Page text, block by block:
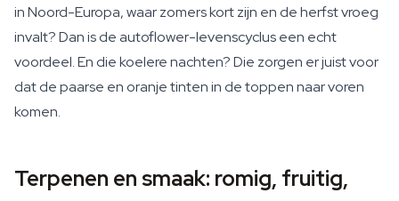
in Noord-Europa, waar zomers kort zijn en de herfst vroeg
invalt? Dan is de autoflower-levenscyclus een echt
voordeel. En die koelere nachten? Die zorgen er juist voor
dat de paarse en oranje tinten in de toppen naar voren
komen.
Terpenen en smaak: romig, fruitig,